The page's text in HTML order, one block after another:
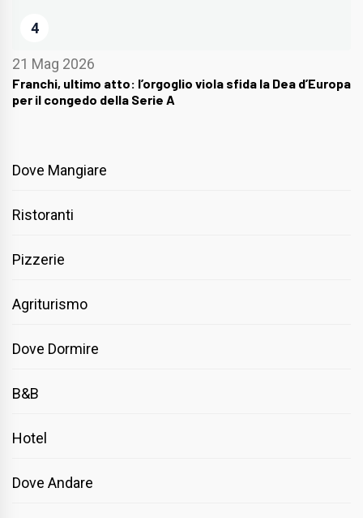
4
21 Mag 2026
Franchi, ultimo atto: l’orgoglio viola sfida la Dea d’Europa
per il congedo della Serie A
Dove Mangiare
Ristoranti
Pizzerie
Agriturismo
Dove Dormire
B&B
Hotel
Dove Andare